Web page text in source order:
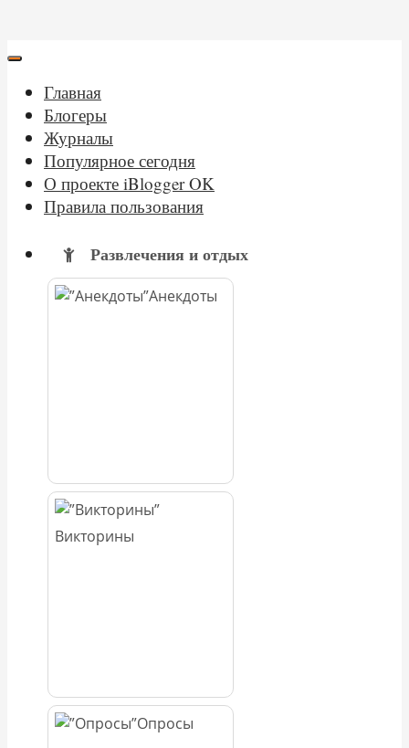
Главная
Блогеры
Журналы
Популярное сегодня
О проекте iBlogger OK
Правила пользования
Развлечения и отдых
Анекдоты
Викторины
Опросы